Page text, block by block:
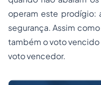
operam este prodígio:
segurança. Assim
também o voto vencido
voto vencedor.